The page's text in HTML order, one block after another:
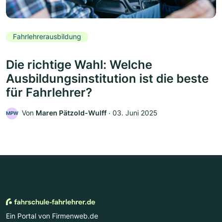
Fahrlehrerausbildung
Die richtige Wahl: Welche
Ausbildungsinstitution ist die beste
für Fahrlehrer?
MPW Von Maren Pätzold-Wulff ‧ 03. Juni 2025
Ein Portal von Firmenweb.de